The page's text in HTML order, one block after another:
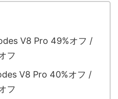
V8 Pro 49%オフ /
フ
V8 Pro 40%オフ /
フ